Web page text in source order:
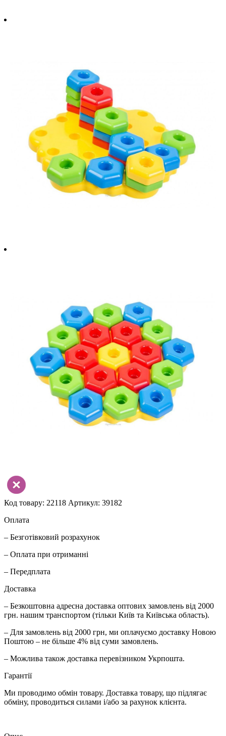
Код товару: 22118 Артикул: 39182
Оплата
– Безготівковий розрахунок
– Оплата при отриманні
– Передплата
Доставка
– Безкоштовна адресна доставка оптових замовлень від 2000
грн. нашим транспортом (тільки Київ та Київська область).
– Для замовлень від 2000 грн, ми оплачуємо доставку Новою
Поштою – не більше 4% від суми замовлень.
– Можлива також доставка перевізником Укрпошта.
Гарантії
Ми проводимо обмін товару. Доставка товару, що підлягає
обміну, проводиться силами і/або за рахунок клієнта.